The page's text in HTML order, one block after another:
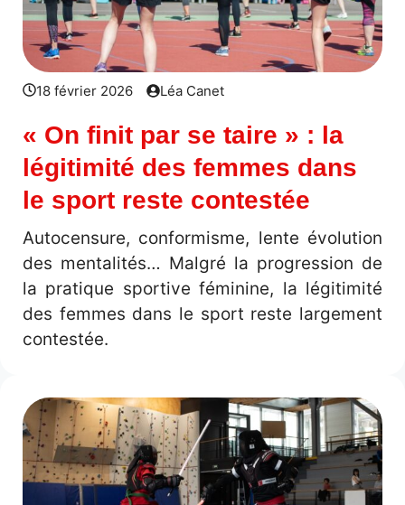
18 février 2026 Léa Canet
« On finit par se taire » : la
légitimité des femmes dans
le sport reste contestée
Autocensure, conformisme, lente évolution
des mentalités… Malgré la progression de
la pratique sportive féminine, la légitimité
des femmes dans le sport reste largement
contestée.